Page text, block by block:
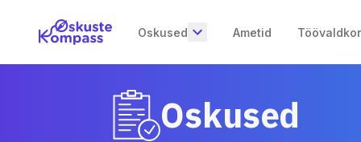
Oskused Ametid
Oskused